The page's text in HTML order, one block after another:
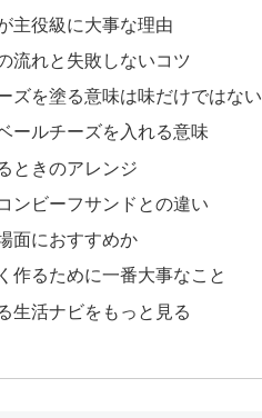
主役級に大事な理由
流れと失敗しないコツ
ズを塗る意味は味だけではない
ールチーズを入れる意味
ときのアレンジ
ンビーフサンドとの違い
面におすすめか
作るために一番大事なこと
生活ナビをもっと見る